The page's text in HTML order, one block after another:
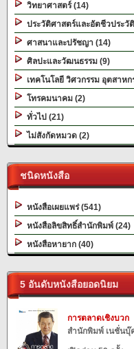
วิทยาศาสตร์ (14)
ประวัติศาสตร์และอัตชีวประวั
ศาสนาและปรัชญา (14)
ศิลปะและวัฒนธรรม (9)
เทคโนโลยี วิศวกรรม อุตสาหก
โทรคมนาคม (2)
ทั่วไป (21)
ไม่สังกัดหมวด (2)
ชนิดหนังสือ
หนังสือเผยแพร่ (541)
หนังสือลิขสิทธิ์สำนักพิมพ์ (24)
หนังสือหายาก (40)
5 อันดับหนังสือยอดนิยม
การตลาดเชิงบวก
สำนักพิมพ์ เนชั่นบุ๊